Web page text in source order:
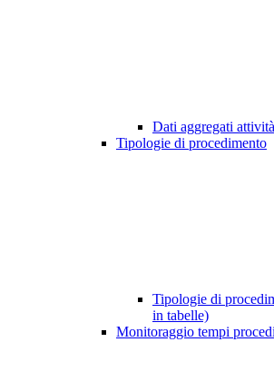
Dati aggregati
Tipologie di procedimento
Tipologie di
in tabelle)
Monitoraggio tempi